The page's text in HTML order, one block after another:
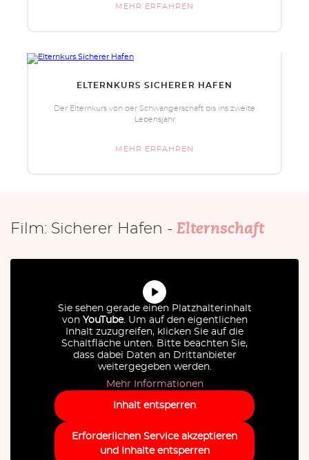
MEHR ERFAHREN
ELTERNKURS SICHERER HAFEN
Der Elternkurs von der Schwangerschaft bis ins zweite
Lebensjahr
MEHR ERFAHREN
Film: Sicherer Hafen - Elternschaft
Sie sehen gerade einen Platzhalterinhalt
von YouTube. Um auf den eigentlichen
Inhalt zuzugreifen, klicken Sie auf die
Schaltfläche unten. Bitte beachten Sie,
dass dabei Daten an Drittanbieter
weitergegeben werden.
Mehr Informationen
Inhalt entsperren
Erforderlichen Service akzeptieren
und Inhalte entsperren